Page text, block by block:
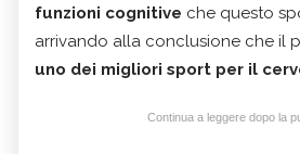
funzioni cognitive che questo
arrivando alla conclusione che il
uno dei migliori sport per il
Continua a leggere dopo la